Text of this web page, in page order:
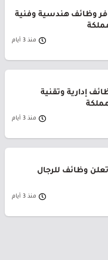
وظائف هندسية وفنية
منذ 3 أيام
إدارية وتقنية
منذ 3 أيام
وظائف للرجال
منذ 3 أيام